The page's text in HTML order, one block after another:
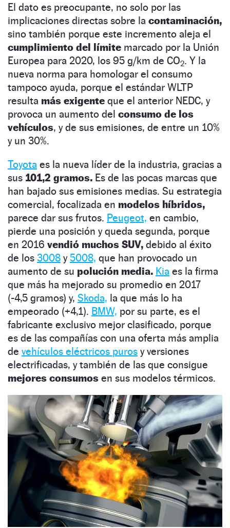
El dato es preocupante, no solo por las
implicaciones directas sobre la contaminación,
sino también porque este incremento aleja el
cumplimiento del límite marcado por la Unión
Europea para 2020, los 95 g/km de CO2. Y la
nueva norma para homologar el consumo
tampoco ayuda, porque el estándar WLTP
resulta más exigente que el anterior NEDC, y
provoca un aumento del consumo de los
vehículos, y de sus emisiones, de entre un 10%
y un 30%.
Toyota es la nueva líder de la industria, gracias a
sus 101,2 gramos. Es de las pocas marcas que
han bajado sus emisiones medias. Su estrategia
comercial, focalizada en modelos híbridos,
parece dar sus frutos. Peugeot, en cambio,
pierde una posición y queda segunda, porque
en 2016 vendió muchos SUV, debido al éxito
de los 3008 y 5008, que han provocado un
aumento de su polución media. Kia es la firma
que más ha mejorado su promedio en 2017
(-4,5 gramos) y, Skoda, la que más lo ha
empeorado (+4,1). BMW, por su parte, es el
fabricante exclusivo mejor clasificado, porque
es de las compañías con una oferta más amplia
de vehículos eléctricos puros y versiones
electrificadas, y también de las que consigue
mejores consumos en sus modelos térmicos.